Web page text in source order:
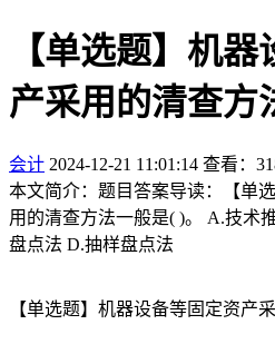
【单选题】机
产采用的清查方
会计 2024-12-21 11:01:14 查看：
本文简介：题目答案导读：【单
用的清查方法一般是( )。 A.技术
盘点法 D.抽样盘点法
【单选题】机器设备等固定资产